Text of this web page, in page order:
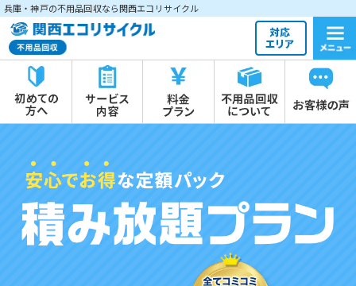
兵庫・神戸の不用品回収なら関西エコリサイクル